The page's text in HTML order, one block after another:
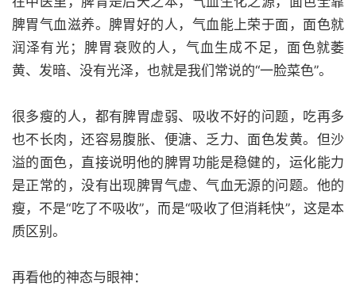
脾胃气血滋养。脾胃好的人，气血能上荣于面，面色就
润泽有光；脾胃衰败的人，气血生成不足，面色就萎
黄、发暗、没有光泽，也就是我们常说的“一脸菜色”。
很多瘦的人，都有脾胃虚弱、吸收不好的问题，吃再多
也不长肉，还容易腹胀、便溏、乏力、面色发黄。但沙
溢的面色，直接说明他的脾胃功能是稳健的，运化能力
是正常的，没有出现脾胃气虚、气血无源的问题。他的
瘦，不是“吃了不吸收”，而是“吸收了但消耗快”，这是本
质区别。
再看他的神态与眼神：